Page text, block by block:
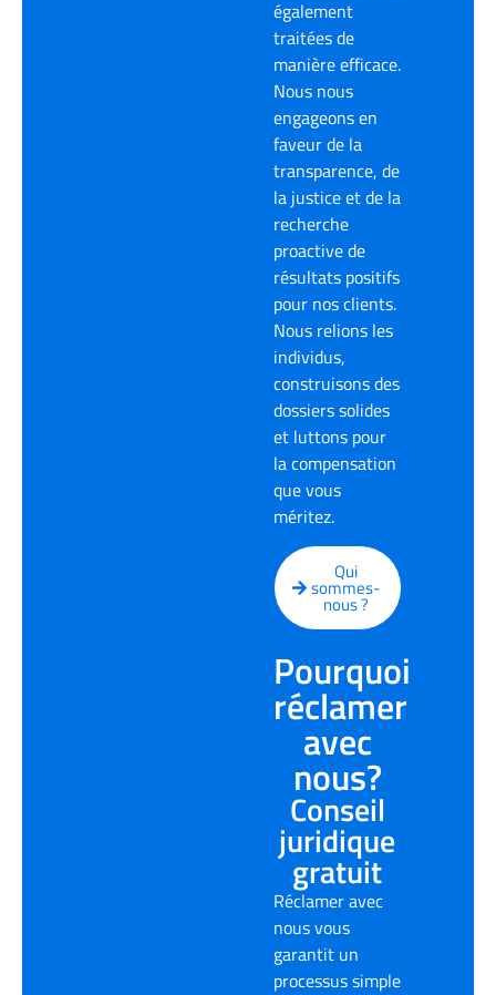
également
traitées de
manière efficace.
Nous nous
engageons en
faveur de la
transparence, de
la justice et de la
recherche
proactive de
résultats positifs
pour nos clients.
Nous relions les
individus,
construisons des
dossiers solides
et luttons pour
la compensation
que vous
méritez.
Qui
sommes-
nous ?
Pourquoi
réclamer
avec
nous?
Conseil
juridique
gratuit
Réclamer avec
nous vous
garantit un
processus simple